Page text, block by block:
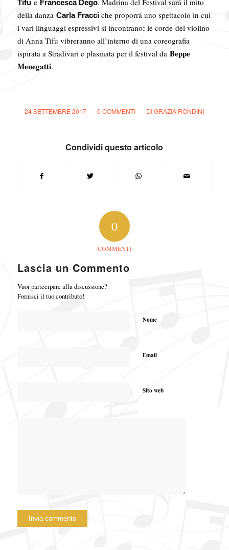
Tifu Francesca Dego
della danza Carla Fracci che proporrá uno spettacolo in cui
i vari linguaggi espressivi si incontrano: le corde del violino
di Anna Tifu vibreranno all’interno di una coreografia
ispirata a Stradivari e plasmata per il festival da Beppe
Menegatti.
24 SETTEMBRE 2017
/ 0 COMMENTI
/ DIGRAZIA RONDINI
Condividi questo articolo
0
COMMENTI
Lascia un Commento
Vuoi partecipare alla discussione?
Fornisci il tuo contributo!
Nome
Email
Sito web